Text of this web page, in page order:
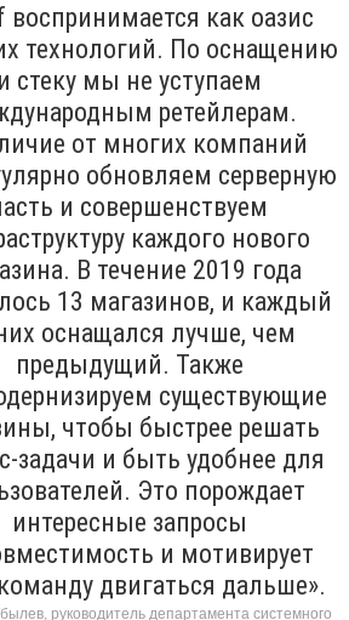
воспринимается как оазис
технологий. По оснащению
и стеку мы не уступаем
ретейлерам.
от многих компаний
обновляем серверную
и совершенствуем
каждого нового
В течение 2019 года
13 магазинов, и каждый
оснащался лучше, чем
предыдущий. Также
существующие
чтобы быстрее решать
задачи и быть удобнее для
Это порождает
интересные запросы
и мотивирует
двигаться дальше».
руководитель департамента системного